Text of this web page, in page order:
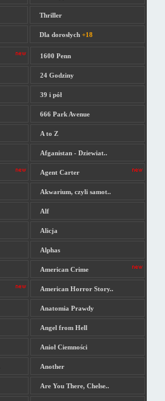
Thriller
Dla dorosłych +18
1600 Penn
24 Godziny
39 i pół
666 Park Avenue
A to Z
Afganistan - Dziewiat..
Agent Carter
Akwarium, czyli samot..
Alf
Alicja
Alphas
American Crime
American Horror Story..
Anatomia Prawdy
Angel from Hell
Anioł Ciemności
Another
Are You There, Chelse..